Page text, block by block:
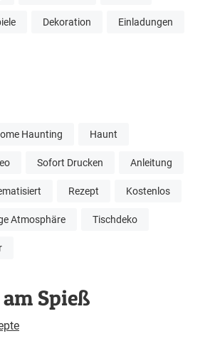
Dekoration Einladungen
Haunting Haunt
Sofort Drucken Anleitung
Rezept Kostenlos
Atmosphäre Tischdeko
Spieß